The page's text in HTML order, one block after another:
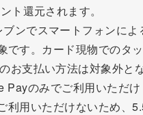
ト還元されます。
ンでスマートフォンによ
です。カード現物でのタ
お支払い方法は対象外と
のみでご利用いただ
用いただけないため、